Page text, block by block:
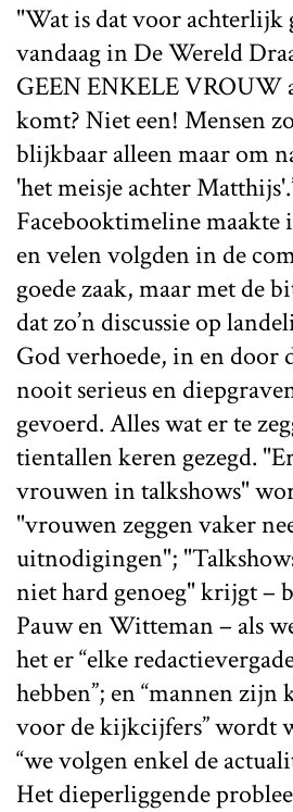
"Wat is dat voor achterlijk
vandaag in De Wereld
GEEN ENKELE VROUW
komt? Niet een! Mensen
blijkbaar alleen maar om
'het meisje achter
Facebooktimeline maakte
en velen volgden in de
goede zaak, maar met de
dat zo’n discussie op
God verhoede, in en door
nooit serieus en
gevoerd. Alles wat er te
tientallen keren gezegd.
vrouwen in talkshows"
"vrouwen zeggen vaker
uitnodigingen";
niet hard genoeg" krijgt –
Pauw en Witteman – als
het er “elke
hebben”; en “mannen
voor de kijkcijfers” wordt
“we volgen enkel de
Het dieperliggende